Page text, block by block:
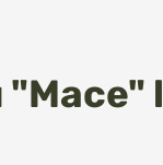
"Mace"